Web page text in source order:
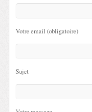
Votre email (obligatoire)
Sujet